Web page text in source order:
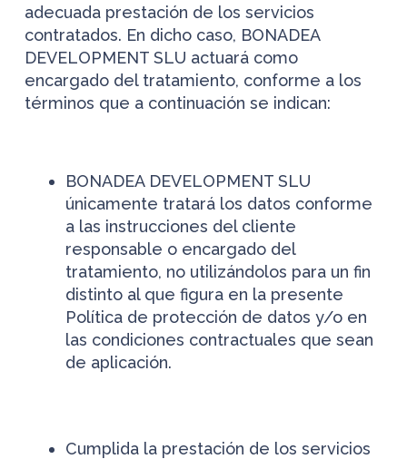
adecuada prestación de los servicios
contratados. En dicho caso, BONADEA
DEVELOPMENT SLU actuará como
encargado del tratamiento, conforme a los
términos que a continuación se indican:
BONADEA DEVELOPMENT SLU
únicamente tratará los datos conforme
a las instrucciones del cliente
responsable o encargado del
tratamiento, no utilizándolos para un fin
distinto al que figura en la presente
Política de protección de datos y/o en
las condiciones contractuales que sean
de aplicación.
Cumplida la prestación de los servicios